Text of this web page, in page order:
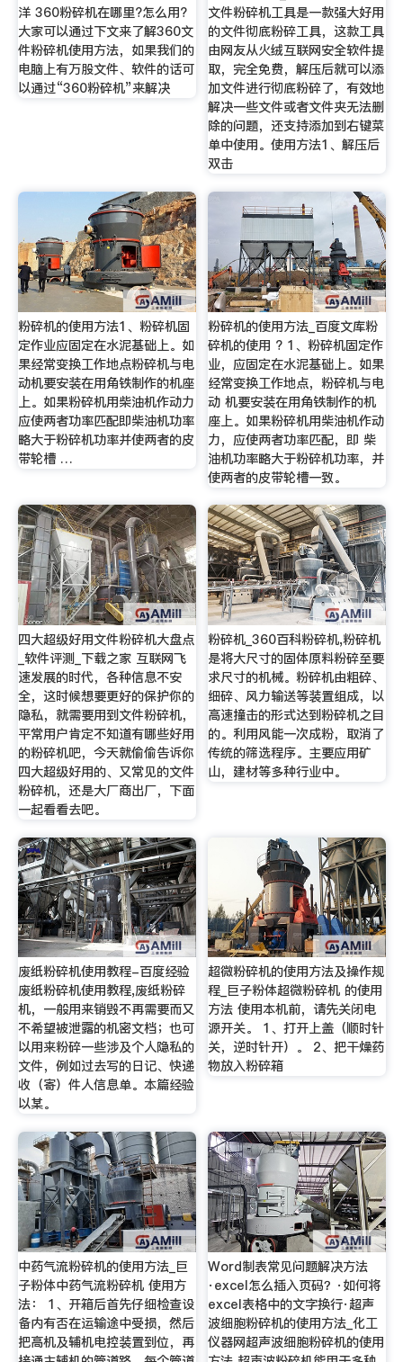
洋 360粉碎机在哪里?怎么用?
大家可以通过下文来了解360文
件粉碎机使用方法，如果我们的
电脑上有万股文件、软件的话可
以通过“360粉碎机”来解决
文件粉碎机工具是一款强大好用
的文件彻底粉碎工具，这款工具
由网友从火绒互联网安全软件提
取，完全免费，解压后就可以添
加文件进行彻底粉碎了，有效地
解决一些文件或者文件夹无法删
除的问题，还支持添加到右键菜
单中使用。使用方法1、解压后
双击
粉碎机的使用方法1、粉碎机固
定作业应固定在水泥基础上。如
果经常变换工作地点粉碎机与电
动机要安装在用角铁制作的机座
上。如果粉碎机用柴油机作动力
应使两者功率匹配即柴油机功率
略大于粉碎机功率并使两者的皮
带轮槽 …
粉碎机的使用方法_百度文库粉
碎机的使用 ? 1、粉碎机固定作
业，应固定在水泥基础上。如果
经常变换工作地点，粉碎机与电
动 机要安装在用角铁制作的机
座上。如果粉碎机用柴油机作动
力，应使两者功率匹配，即 柴
油机功率略大于粉碎机功率，并
使两者的皮带轮槽一致。
四大超级好用文件粉碎机大盘点
_软件评测_下载之家 互联网飞
速发展的时代，各种信息不安
全，这时候想要更好的保护你的
隐私，就需要用到文件粉碎机，
平常用户肯定不知道有哪些好用
的粉碎机吧，今天就偷偷告诉你
四大超级好用的、又常见的文件
粉碎机，还是大厂商出厂，下面
一起看看去吧。
粉碎机_360百科粉碎机,粉碎机
是将大尺寸的固体原料粉碎至要
求尺寸的机械。粉碎机由粗碎、
细碎、风力输送等装置组成，以
高速撞击的形式达到粉碎机之目
的。利用风能一次成粉，取消了
传统的筛选程序。主要应用矿
山，建材等多种行业中。
废纸粉碎机使用教程-百度经验
废纸粉碎机使用教程,废纸粉碎
机，一般用来销毁不再需要而又
不希望被泄露的机密文档；也可
以用来粉碎一些涉及个人隐私的
文件，例如过去写的日记、快递
收（寄）件人信息单。本篇经验
以某。
超微粉碎机的使用方法及操作规
程_巨子粉体超微粉碎机 的使用
方法 使用本机前，请先关闭电
源开关。 1、打开上盖（顺时针
关，逆时针开）。 2、把干燥药
物放入粉碎箱
中药气流粉碎机的使用方法_巨
子粉体中药气流粉碎机 使用方
法： 1、开箱后首先仔细检查设
备内有否在运输途中受损，然后
把高机及辅机电控装置到位，再
Word制表常见问题解决方法
·excel怎么插入页码？·如何将
excel表格中的文字换行·超声
波细胞粉碎机的使用方法_化工
仪器网超声波细胞粉碎机的使用